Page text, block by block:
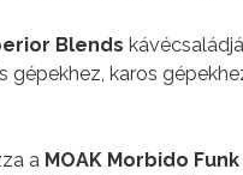
Blends
karos
a MOAK Morbido